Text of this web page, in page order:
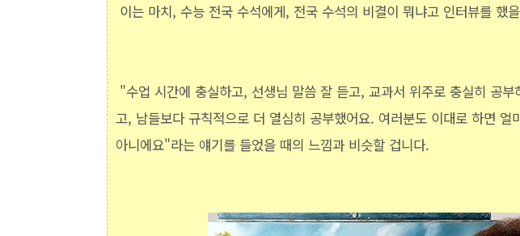
이는 마치, 수능 전국 수석에게, 전국 수석의 비결이 뭐냐고 인터뷰를 했
"수업 시간에 충실하고, 선생님 말씀 잘 듣고, 교과서 위주로 충실히 공
고, 남들보다 규칙적으로 더 열심히 공부했어요. 여러분도 이대로 하면 얼
아니에요"라는 얘기를 들었을 때의 느낌과 비슷할 겁니다.